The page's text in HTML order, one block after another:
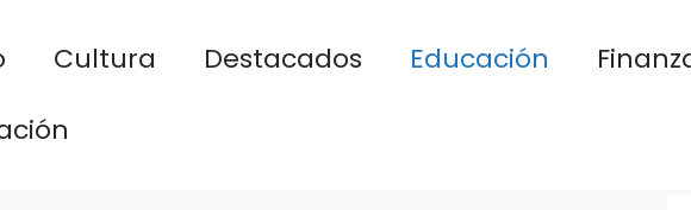
Cultura Destacados Educación